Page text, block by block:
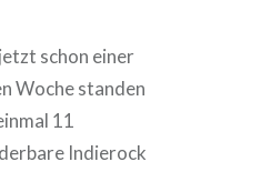
schon einer
Woche standen
11
Indierock